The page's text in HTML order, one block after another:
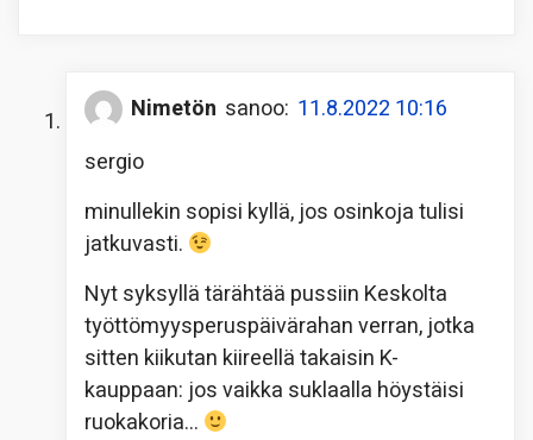
Nimetön sanoo: 11.8.2022 10:16
sergio
minullekin sopisi kyllä, jos osinkoja tulisi
jatkuvasti.
Nyt syksyllä tärähtää pussiin Keskolta
työttömyysperuspäivärahan verran, jotka
sitten kiikutan kiireellä takaisin K-
kauppaan: jos vaikka suklaalla höystäisi
ruokakoria…